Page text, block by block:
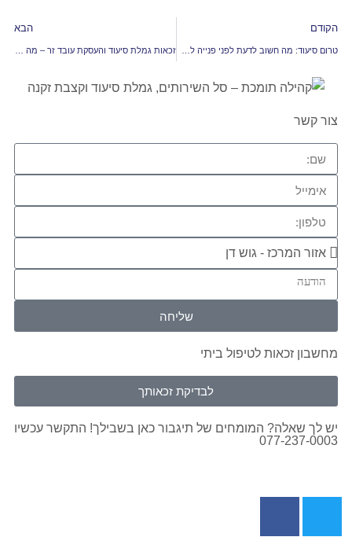
הקודם הבא
צור קשר
שליחה
מחשבון זכאות לטיפול ביתי
לבדיקת זכאותך
יש לך שאלה? המומחים של תיגבור כאן בשבילך! התקשר עכשיו
077-237-0003